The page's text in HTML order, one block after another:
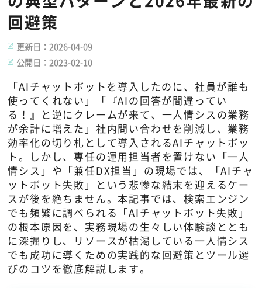
回避策
更新日：2026-04-09
公開日：2023-02-10
「AIチャットボットを導入したのに、社員が誰も
使ってくれない」「『AIの回答が間違ってい
る！』と逆にクレームが来て、一人情シスの業務
が余計に増えた」社内問い合わせを削減し、業務
効率化の切り札として導入されるAIチャットボッ
ト。しかし、専任の運用担当者を置けない「一人
情シス」や「兼任DX担当」の現場では、「AIチャ
ットボット失敗」という悲惨な結末を迎えるケー
スが後を絶ちません。本記事では、検索エンジン
でも頻繁に調べられる「AIチャットボット失敗」
の根本原因を、実務現場の生々しい体験談ととも
に深掘りし、リソースが枯渇している一人情シス
でも成功に導くための実践的な回避策とツール選
びのコツを徹底解説します。